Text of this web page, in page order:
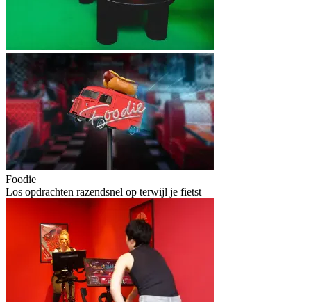
Foodie
Los opdrachten razendsnel op terwijl je fietst